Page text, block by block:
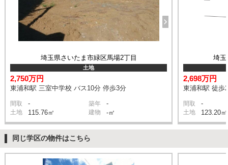
埼玉県さいたま市緑区馬場2丁目
土地
2,750万円
東浦和駅 三室中学校 バス10分 停歩3分
間取 - 築年 -
土地 115.76㎡ 建物 -㎡
埼玉
2,698万円
東浦和駅 徒歩
間取 -
土地 123.20㎡
同じ学区の物件はこちら